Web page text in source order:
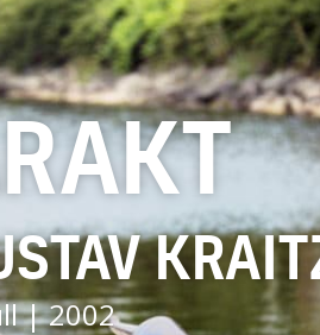
| 2002 | 1992